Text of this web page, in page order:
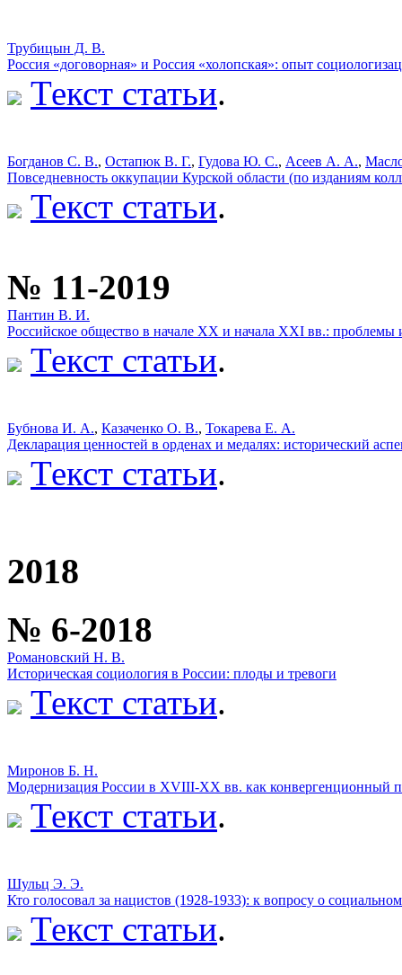
Трубицын Д. В.
Россия «договорная» и Россия «холопская»: опыт
Текст статьи.
Богданов С. В., Остапюк В. Г., Гудова Ю. С., Асеев А. А.,
Повседневность оккупации Курской области (по изданиям
Текст статьи.
№ 11-2019
Пантин В. И.
Российское общество в начале XX и начала XXI вв.: проблемы
Текст статьи.
Бубнова И. А., Казаченко О. В., Токарева Е. А.
Декларация ценностей в орденах и медалях: исторический
Текст статьи.
2018
№ 6-2018
Романовский Н. В.
Историческая социология в России: плоды и тревоги
Текст статьи.
Миронов Б. Н.
Модернизация России в XVIII-XX вв. как конвергенционный
Текст статьи.
Шульц Э. Э.
Кто голосовал за нацистов (1928-1933): к вопросу о социальном
Текст статьи.